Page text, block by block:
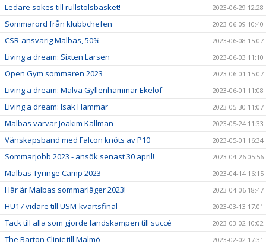
Ledare sökes till rullstolsbasket! 2023-06-29 12:28
Sommarord från klubbchefen 2023-06-09 10:40
CSR-ansvarig Malbas, 50% 2023-06-08 15:07
Living a dream: Sixten Larsen 2023-06-03 11:10
Open Gym sommaren 2023 2023-06-01 15:07
Living a dream: Malva Gyllenhammar Ekelöf 2023-06-01 11:08
Living a dream: Isak Hammar 2023-05-30 11:07
Malbas värvar Joakim Källman 2023-05-24 11:33
Vänskapsband med Falcon knöts av P10 2023-05-01 16:34
Sommarjobb 2023 - ansök senast 30 april! 2023-04-26 05:56
Malbas Tyringe Camp 2023 2023-04-14 16:15
Här är Malbas sommarläger 2023! 2023-04-06 18:47
HU17 vidare till USM-kvartsfinal 2023-03-13 17:01
Tack till alla som gjorde landskampen till succé 2023-03-02 10:02
The Barton Clinic till Malmö 2023-02-02 17:31